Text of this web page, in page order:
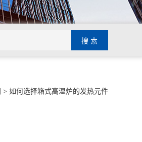
> 如何选择箱式高温炉的发热元件